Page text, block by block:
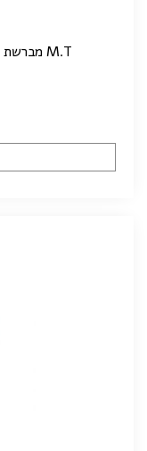
M.T מברשת פן קרמית 43 מ"מ | מיטל עיצובים